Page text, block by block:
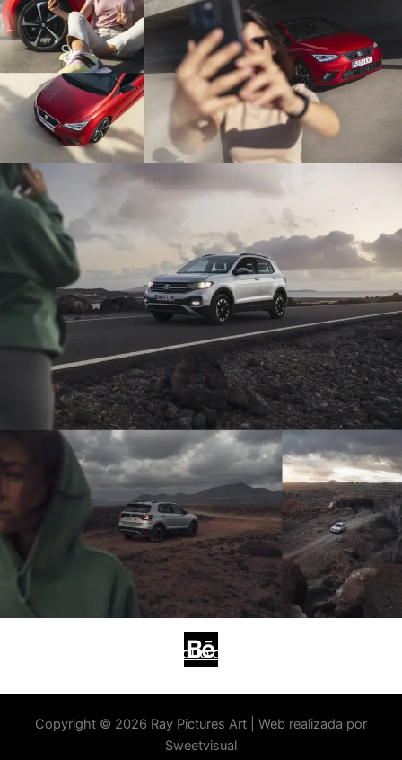
FULL PORTFOLIO ON BEHANCE
Copyright © 2026 Ray Pictures Art | Web realizada por
Sweetvisual